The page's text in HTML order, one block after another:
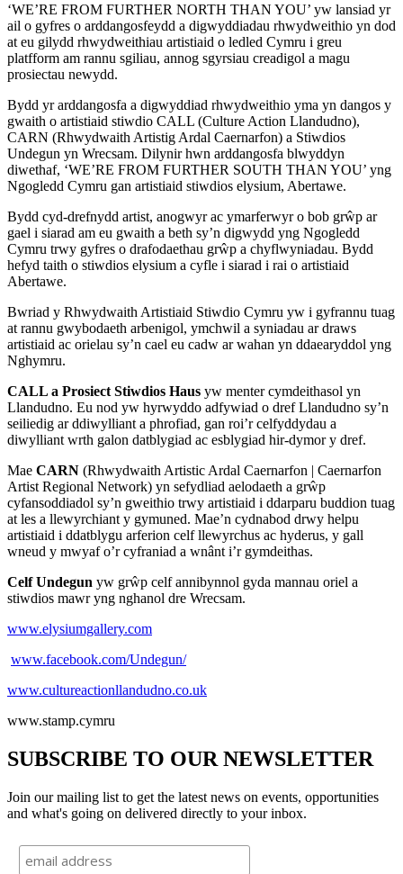
‘WE’RE FROM FURTHER NORTH THAN YOU’ yw lansiad yr
ail o gyfres o arddangosfeydd a digwyddiadau rhwydweithio yn dod
at eu gilydd rhwydweithiau artistiaid o ledled Cymru i greu
platfform am rannu sgiliau, annog sgyrsiau creadigol a magu
prosiectau newydd.
Bydd yr arddangosfa a digwyddiad rhwydweithio yma yn dangos y
gwaith o artistiaid stiwdio CALL (Culture Action Llandudno),
CARN (Rhwydwaith Artistig Ardal Caernarfon) a Stiwdios
Undegun yn Wrecsam. Dilynir hwn arddangosfa blwyddyn
diwethaf, ‘WE’RE FROM FURTHER SOUTH THAN YOU’ yng
Ngogledd Cymru gan artistiaid stiwdios elysium, Abertawe.
Bydd cyd-drefnydd artist, anogwyr ac ymarferwyr o bob grŵp ar
gael i siarad am eu gwaith a beth sy’n digwydd yng Ngogledd
Cymru trwy gyfres o drafodaethau grŵp a chyflwyniadau. Bydd
hefyd taith o stiwdios elysium a cyfle i siarad i rai o artistiaid
Abertawe.
Bwriad y Rhwydwaith Artistiaid Stiwdio Cymru yw i gyfrannu tuag
at rannu gwybodaeth arbenigol, ymchwil a syniadau ar draws
artistiaid ac orielau sy’n cael eu cadw ar wahan yn ddaearyddol yng
Nghymru.
CALL a Prosiect Stiwdios Haus yw menter cymdeithasol yn
Llandudno. Eu nod yw hyrwyddo adfywiad o dref Llandudno sy’n
seiliedig ar ddiwylliant a phrofiad, gan roi’r celfyddydau a
diwylliant wrth galon datblygiad ac esblygiad hir-dymor y dref.
Mae CARN (Rhwydwaith Artistic Ardal Caernarfon | Caernarfon
Artist Regional Network) yn sefydliad aelodaeth a grŵp
cyfansoddiadol sy’n gweithio trwy artistiaid i ddarparu buddion tuag
at les a llewyrchiant y gymuned. Mae’n cydnabod drwy helpu
artistiaid i ddatblygu arferion celf llewyrchus ac hyderus, y gall
wneud y mwyaf o’r cyfraniad a wnânt i’r gymdeithas.
Celf Undegun yw grŵp celf annibynnol gyda mannau oriel a
stiwdios mawr yng nghanol dre Wrecsam.
www.elysiumgallery.com
www.facebook.com/Undegun/
www.cultureactionllandudno.co.uk
www.stamp.cymru
SUBSCRIBE TO OUR NEWSLETTER
Join our mailing list to get the latest news on events, opportunities
and what's going on delivered directly to your inbox.